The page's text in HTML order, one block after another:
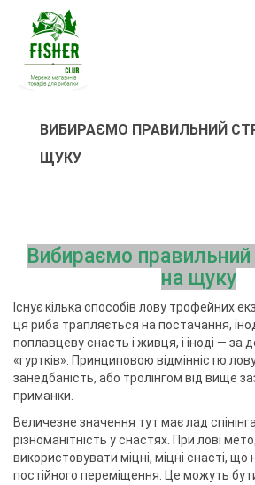
ВИБИРАЄМО ПРАВИЛЬНИЙ
ЩУКУ
Вибираємо правильний
на щуку
Існує кілька способів лову трофейних
ця риба трапляється на постачання,
поплавцеву снасть і живця, і іноді — за
«гуртків». Принциповою відмінністю
занедбаність, або тролінгом від вище
приманки.
Величезне значення тут має лад спінінга
різноманітність у снастях. При лові
використовувати міцні, міцні снасті,
постійного переміщення. Це можуть